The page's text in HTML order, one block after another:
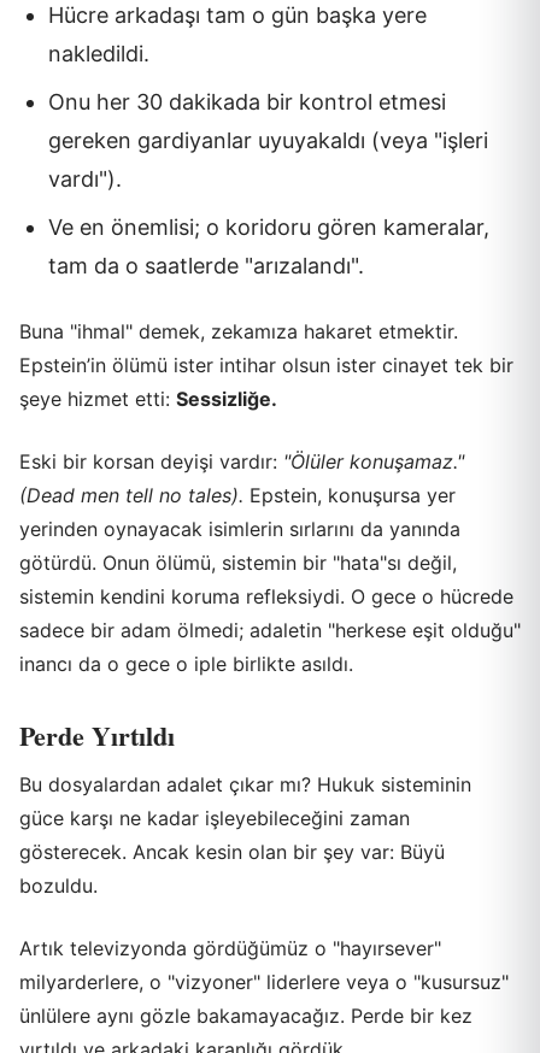
Hücre arkadaşı tam o gün başka yere
nakledildi.
Onu her 30 dakikada bir kontrol etmesi
gereken gardiyanlar uyuyakaldı (veya "işleri
vardı").
Ve en önemlisi; o koridoru gören kameralar,
tam da o saatlerde "arızalandı".
Buna "ihmal" demek, zekamıza hakaret etmektir.
Epstein’in ölümü ister intihar olsun ister cinayet tek bir
şeye hizmet etti: Sessizliğe.
Eski bir korsan deyişi vardır: "Ölüler konuşamaz."
(Dead men tell no tales). Epstein, konuşursa yer
yerinden oynayacak isimlerin sırlarını da yanında
götürdü. Onun ölümü, sistemin bir "hata"sı değil,
sistemin kendini koruma refleksiydi. O gece o hücrede
sadece bir adam ölmedi; adaletin "herkese eşit olduğu"
inancı da o gece o iple birlikte asıldı.
Perde Yırtıldı
Bu dosyalardan adalet çıkar mı? Hukuk sisteminin
güce karşı ne kadar işleyebileceğini zaman
gösterecek. Ancak kesin olan bir şey var: Büyü
bozuldu.
Artık televizyonda gördüğümüz o "hayırsever"
milyarderlere, o "vizyoner" liderlere veya o "kusursuz"
ünlülere aynı gözle bakamayacağız. Perde bir kez